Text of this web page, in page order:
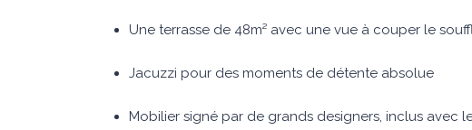
Une terrasse de 48m² avec une vue à couper le
Jacuzzi pour des moments de détente absolue
Mobilier signé par de grands designers, inclus avec